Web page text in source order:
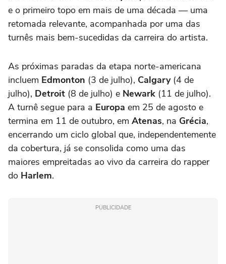
e o primeiro topo em mais de uma década — uma
retomada relevante, acompanhada por uma das
turnês mais bem-sucedidas da carreira do artista.
As próximas paradas da etapa norte-americana
incluem Edmonton (3 de julho), Calgary(4 de
julho), Detroit (8 de julho) e Newark (11 de julho).
A turnê segue para a Europa em 25 de agosto e
termina em 11 de outubro, em Atenas, na Grécia,
encerrando um ciclo global que, independentemente
da cobertura, já se consolida como uma das
maiores empreitadas ao vivo da carreira do rapper
do Harlem.
PUBLICIDADE